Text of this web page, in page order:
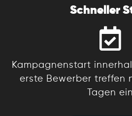
Schneller
Kampagnenstart
erste Bewerber treffen
Tagen ein